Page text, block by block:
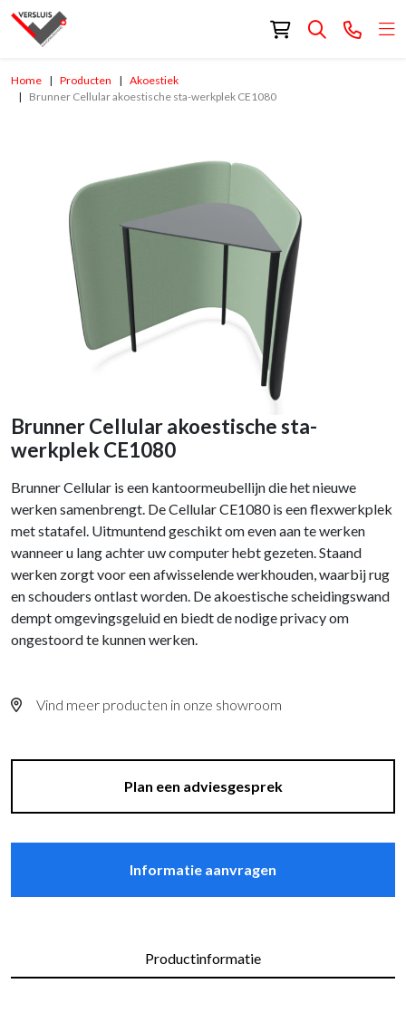
Home Producten
Akoestiek
Brunner Cellular akoestische sta-werkplek CE1080
Brunner Cellular akoestische sta-
werkplek CE1080
Brunner Cellular is een kantoormeubellijn die het nieuwe
werken samenbrengt. De Cellular CE1080 is een flexwerkplek
met statafel. Uitmuntend geschikt om even aan te werken
wanneer u lang achter uw computer hebt gezeten. Staand
werken zorgt voor een afwisselende werkhouden, waarbij rug
en schouders ontlast worden. De akoestische scheidingswand
dempt omgevingsgeluid en biedt de nodige privacy om
ongestoord te kunnen werken.
Vind meer producten in onze showroom
Plan een adviesgesprek
Informatie aanvragen
Productinformatie